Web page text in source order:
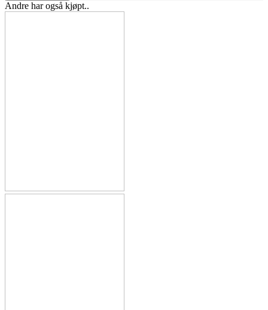
Andre har også kjøpt..